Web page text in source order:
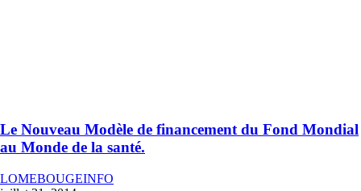
Le Nouveau Modèle de financement du Fond Mondial
au Monde de la santé.
LOMEBOUGEINFO